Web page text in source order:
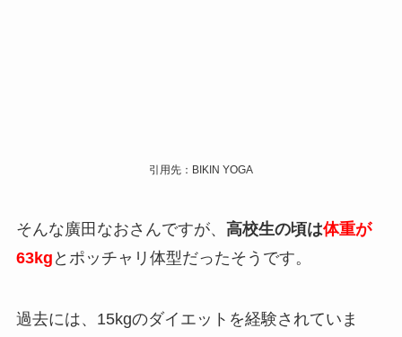
引用先：BIKIN YOGA
そんな廣田なおさんですが、 高校生の頃は体重が
63kg とポッチャリ体型だったそうです。
過去には、15kgのダイエットを経験されていま